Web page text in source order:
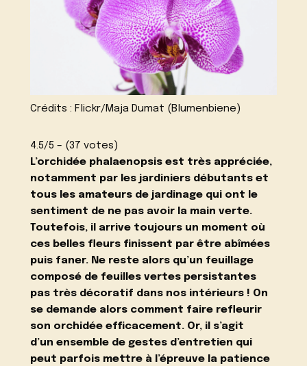
Crédits : Flickr/Maja Dumat (Blumenbiene)
4.5/5 – (37 votes)
L’orchidée phalaenopsis est très appréciée,
notamment par les jardiniers débutants et
tous les amateurs de jardinage qui ont le
sentiment de ne pas avoir la main verte.
Toutefois, il arrive toujours un moment où
ces belles fleurs finissent par être abîmées
puis faner. Ne reste alors qu’un feuillage
composé de feuilles vertes persistantes
pas très décoratif dans nos intérieurs ! On
se demande alors comment faire refleurir
son orchidée efficacement. Or, il s’agit
d’unensemble de gestes d’entretien qui
peut parfois mettre à l’épreuve la patience